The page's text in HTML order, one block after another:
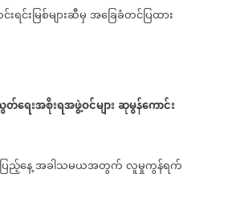
င်းမြစ်များဆီမှအခြေခံတင်ပြထား
ရေးအစိုးရအဖွဲ့ဝင်များဆုမွန်ကောင်း
ည့်နေ့အခါသမယအတွက်လူမှုကွန်ရက်